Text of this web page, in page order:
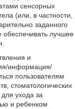
сенсорных
(или, в частности,
заданного
обеспечивать лучшее
и
информация/
пользователям
стоматологических
для ухода за
и ребенком